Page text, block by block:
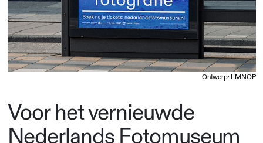
Ontwerp: LMNOP
Voor het vernieuwde
Nederlands Fotomuseum